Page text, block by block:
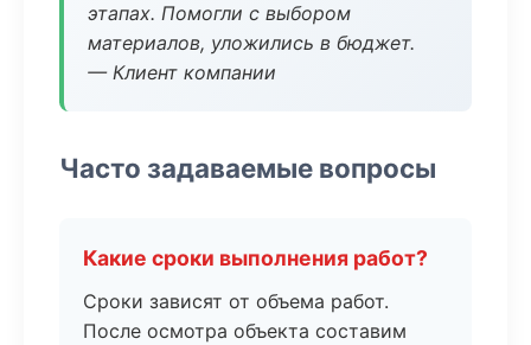
этапах. Помогли с выбором
материалов, уложились в бюджет.
— Клиент компании
Часто задаваемые вопросы
Какие сроки выполнения работ?
Сроки зависят от объема работ.
После осмотра объекта составим